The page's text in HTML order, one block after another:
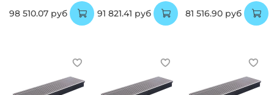
98 510.07 руб
91 821.41 руб
81 516.90 руб